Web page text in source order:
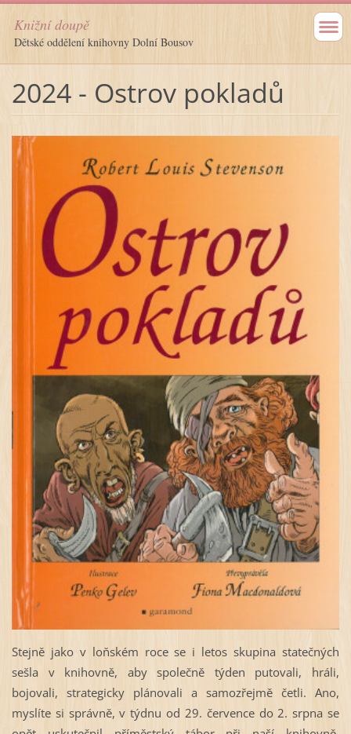
Knižní doupě
Dětské oddělení knihovny Dolní Bousov
2024 - Ostrov pokladů
Stejně jako v loňském roce se i letos skupina statečných
sešla v knihovně, aby společně týden putovali, hráli,
bojovali, strategicky plánovali a samozřejmě četli. Ano,
myslíte si správně, v týdnu od 29. července do 2. srpna se